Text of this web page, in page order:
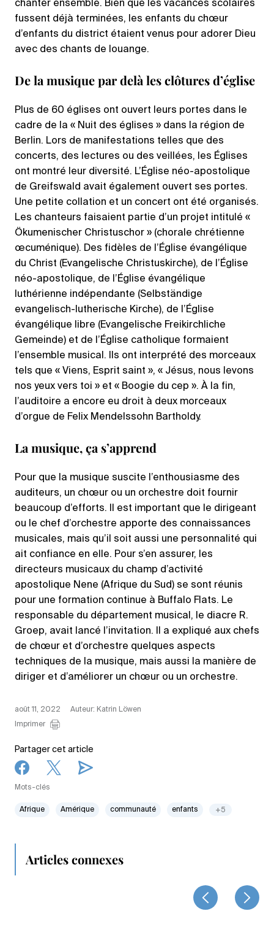
chanter ensemble. Bien que les vacances scolaires
fussent déjà terminées, les enfants du chœur
d’enfants du district étaient venus pour adorer Dieu
avec des chants de louange.
De la musique par delà les clôtures d’église
Plus de 60 églises ont ouvert leurs portes dans le
cadre de la « Nuit des églises » dans la région de
Berlin. Lors de manifestations telles que des
concerts, des lectures ou des veillées, les Églises
ont montré leur diversité. L’Église néo-apostolique
de Greifswald avait également ouvert ses portes.
Une petite collation et un concert ont été organisés.
Les chanteurs faisaient partie d’un projet intitulé «
Ökumenischer Christuschor » (chorale chrétienne
œcuménique). Des fidèles de l’Église évangélique
du Christ (Evangelische Christuskirche), de l’Église
néo-apostolique, de l’Église évangélique
luthérienne indépendante (Selbständige
evangelisch-lutherische Kirche), de l’Église
évangélique libre (Evangelische Freikirchliche
Gemeinde) et de l’Église catholique formaient
l’ensemble musical. Ils ont interprété des morceaux
tels que « Viens, Esprit saint », « Jésus, nous levons
nos yeux vers toi » et « Boogie du cep ». À la fin,
l’auditoire a encore eu droit à deux morceaux
d’orgue de Felix Mendelssohn Bartholdy.
La musique, ça s’apprend
Pour que la musique suscite l’enthousiasme des
auditeurs, un chœur ou un orchestre doit fournir
beaucoup d’efforts. Il est important que le dirigeant
ou le chef d’orchestre apporte des connaissances
musicales, mais qu’il soit aussi une personnalité qui
ait confiance en elle. Pour s’en assurer, les
directeurs musicaux du champ d’activité
apostolique Nene (Afrique du Sud) se sont réunis
pour une formation continue à Buffalo Flats. Le
responsable du département musical, le diacre R.
Groep, avait lancé l’invitation. Il a expliqué aux chefs
de chœur et d’orchestre quelques aspects
techniques de la musique, mais aussi la manière de
diriger et d’améliorer un chœur ou un orchestre.
août 11, 2022
Auteur: Katrin Löwen
Imprimer
Partager cet article
Mots-clés
Afrique Amérique communauté enfants +5
Articles connexes